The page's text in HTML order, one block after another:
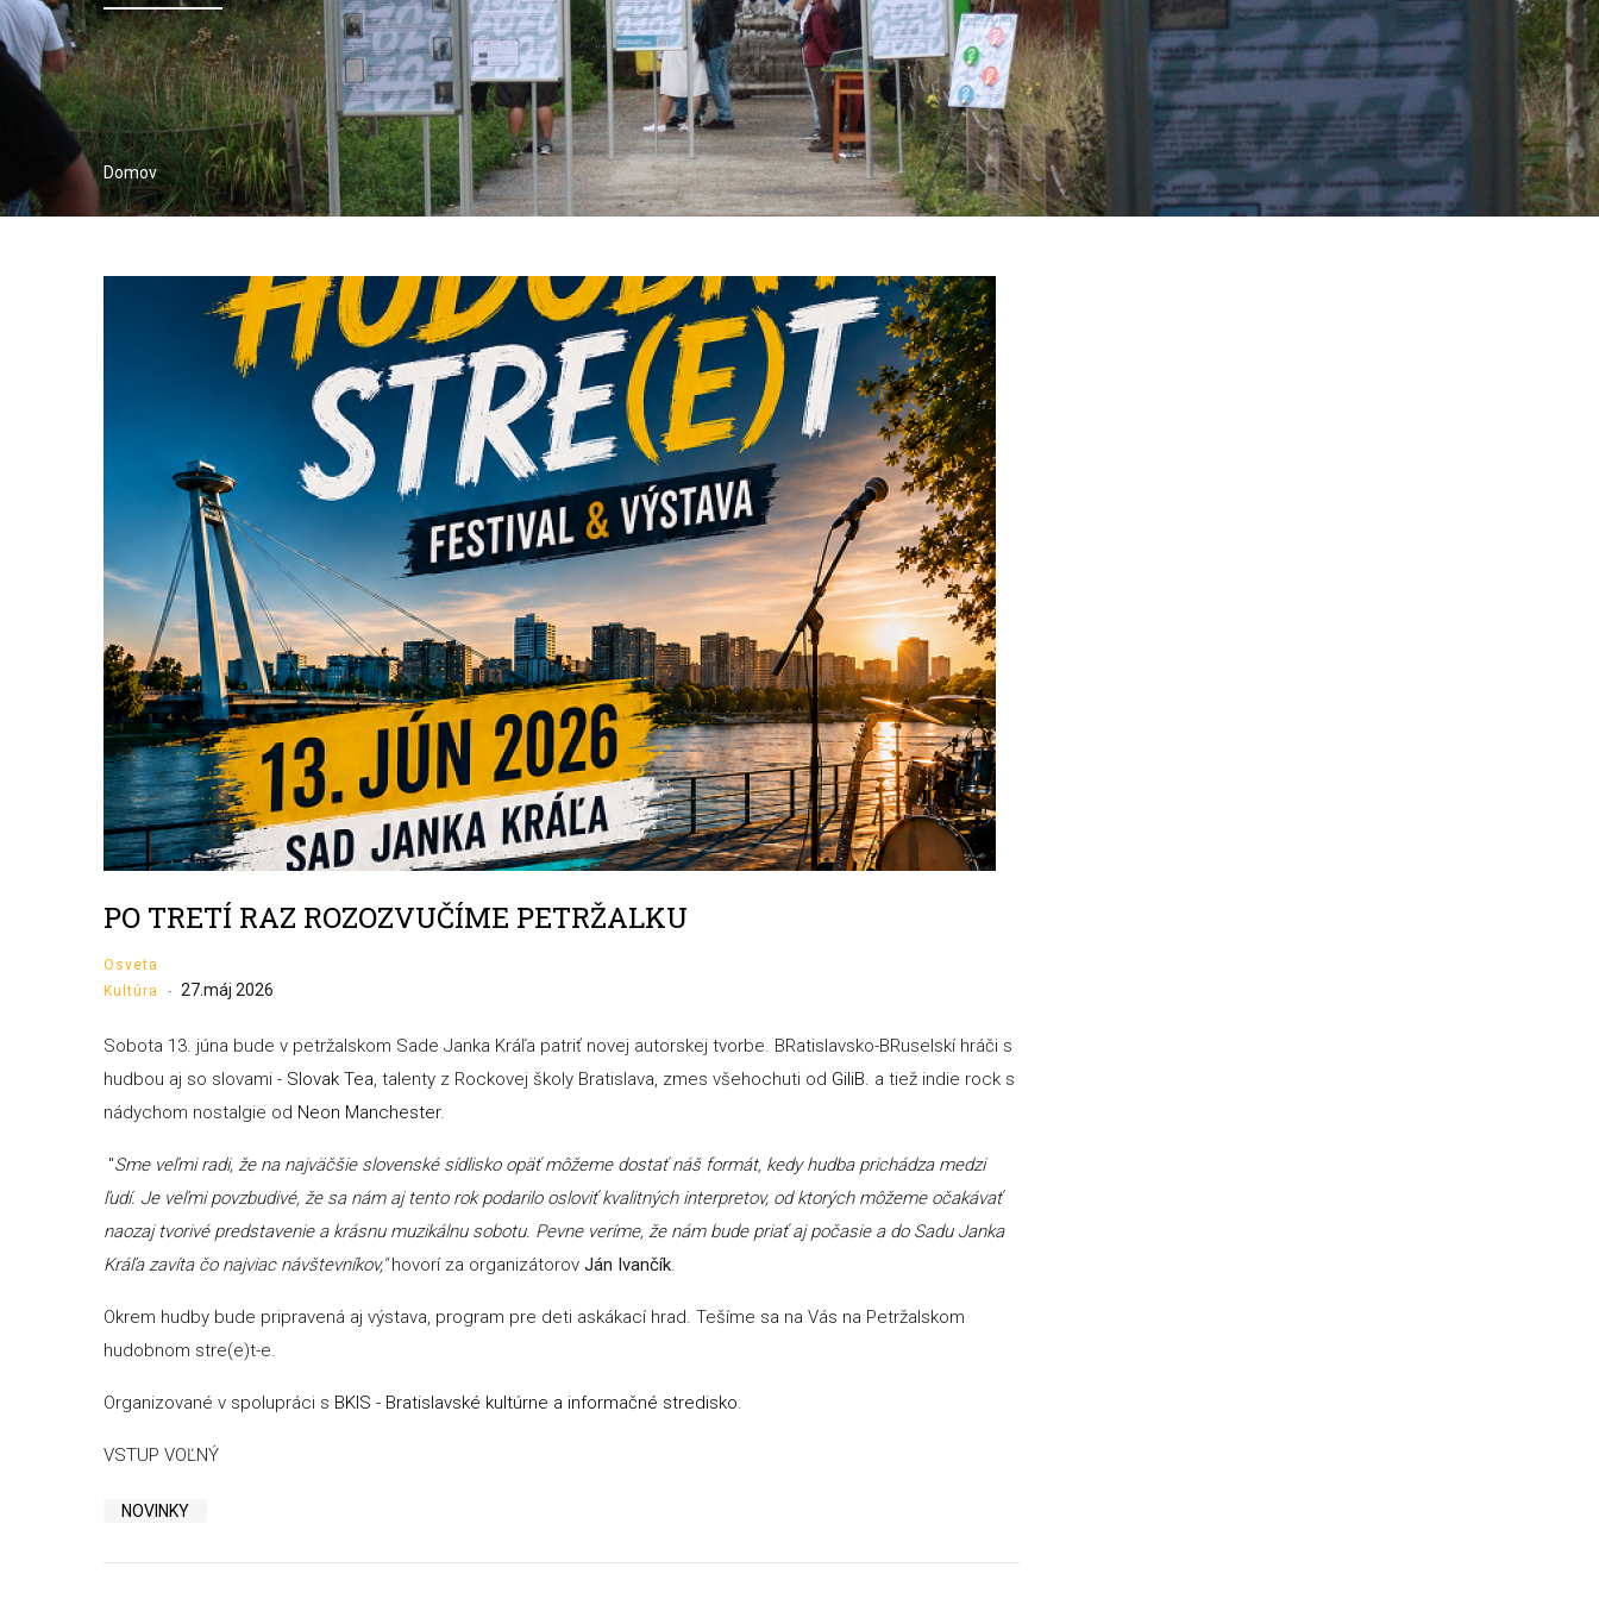
Breadcrumb
Domov
PO TRETÍ RAZ ROZOZVUČÍME PETRŽALKU
Osveta
Kultúra
- 27.máj 2026
Sobota 13. júna bude v petržalskom Sade Janka Kráľa patriť novej autorskej tvorbe. BRatislavsko-BRuselskí hráči s
hudbou aj so slovami - Slovak Tea, talenty z Rockovej školy Bratislava, zmes všehochuti od GiliB. a tiež indie rock s
nádychom nostalgie od Neon Manchester.
"Sme veľmi radi, že na najväčšie slovenské sídlisko opäť môžeme dostať náš formát, kedy hudba prichádza medzi
ľudí. Je veľmi povzbudivé, že sa nám aj tento rok podarilo osloviť kvalitných interpretov, od ktorých môžeme očakávať
naozaj tvorivé predstavenie a krásnu muzikálnu sobotu. Pevne veríme, že nám bude priať aj počasie a do Sadu Janka
Kráľa zavíta čo najviac návštevníkov,"hovorí za organizátorov Ján Ivančík.
Okrem hudby bude pripravená aj výstava, program pre deti askákací hrad. Tešíme sa na Vás na Petržalskom
hudobnom stre(e)t-e.
Organizované v spolupráci s BKIS - Bratislavské kultúrne a informačné stredisko.
VSTUP VOĽNÝ
NOVINKY